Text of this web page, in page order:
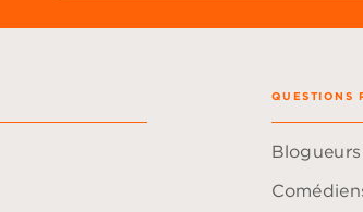
QUESTIONS
Blogueurs